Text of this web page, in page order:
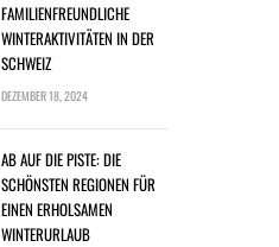
FAMILIENFREUNDLICHE
WINTERAKTIVITÄTEN IN DER
SCHWEIZ
DEZEMBER 18, 2024
AB AUF DIE PISTE: DIE
SCHÖNSTEN REGIONEN FÜR
EINEN ERHOLSAMEN
WINTERURLAUB